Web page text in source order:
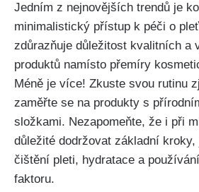
Jedním z⁣ nejnovějších⁣ trendů je
minimalistický přístup k péči o
‌zdůrazňuje důležitost kvalitních ‌a
produktů namísto‍ přemíry
⁣Méně je ‌více! Zkuste svou rutinu⁤
zaměřte se na produkty s
složkami. ⁤Nezapomeňte, že‍ i při
důležité dodržovat ⁣základní kroky,
čištění pleti, hydratace a
faktoru.